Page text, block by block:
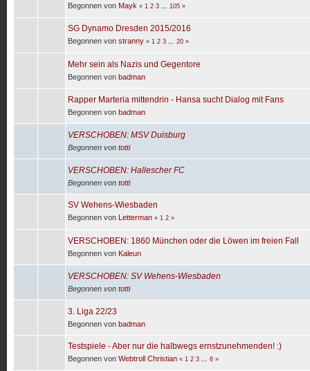
Begonnen von Mayk « 1 2 3 105 »
SG Dynamo Dresden 2015/2016
Begonnen von stranny « 1 2 3 20 »
Mehr sein als Nazis und Gegentore
Begonnen von badman
Rapper Marteria mittendrin - Hansa sucht Dialog mit Fans
Begonnen von badman
VERSCHOBEN: MSV Duisburg
Begonnen von totti
VERSCHOBEN: Hallescher FC
Begonnen von totti
SV Wehens-Wiesbaden
Begonnen von Letterman « 1 2 »
VERSCHOBEN: 1860 München oder die Löwen im freien Fall
Begonnen von Kaleun
VERSCHOBEN: SV Wehens-Wiesbaden
Begonnen von totti
3. Liga 22/23
Begonnen von badman
Testspiele - Aber nur die halbwegs ernstzunehmenden! :)
Begonnen von Webtroll Christian « 1 2 3 6 »